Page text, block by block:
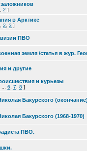
заложников
2 ]
в Арктике
2 3 ]
ПВО
земля /статья в жур.
и другие
и курьезы
6 7 8 ]
Бакурского (окончание)
Бакурского (1968-1970)
ПВО.